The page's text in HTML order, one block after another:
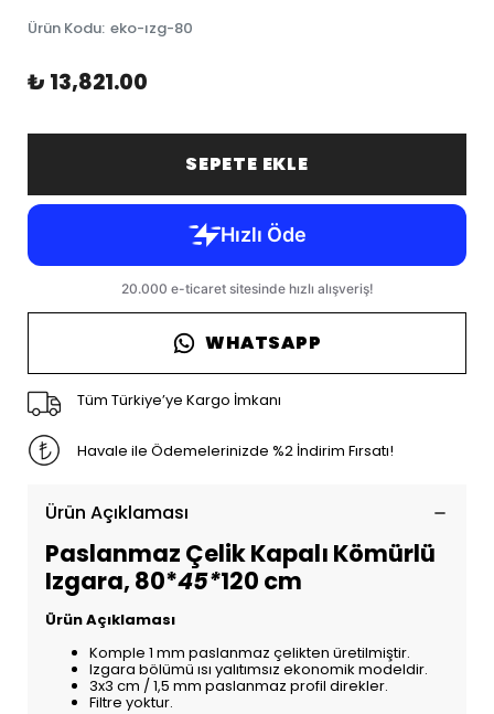
Ürün Kodu: eko-ızg-80
₺ 13,821.00
SEPETE EKLE
WHATSAPP
Tüm Türkiye’ye Kargo İmkanı
Havale ile Ödemelerinizde %2 İndirim Fırsatı!
Ürün Açıklaması
Paslanmaz Çelik Kapalı Kömürlü
Izgara, 80*45*120 cm
Ürün Açıklaması
Komple 1 mm paslanmaz çelikten üretilmiştir.
Izgara bölümü ısı yalıtımsız ekonomik modeldir.
3x3 cm / 1,5 mm paslanmaz profil direkler.
Filtre yoktur.